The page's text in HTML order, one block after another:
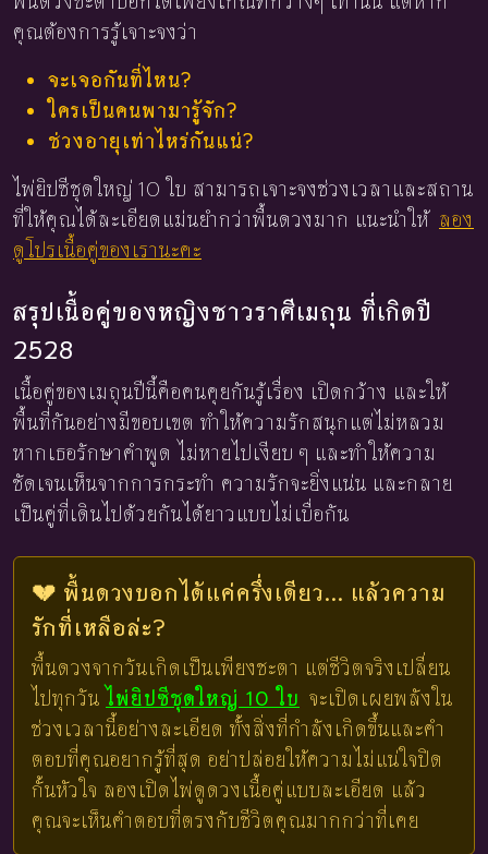
คุณต้องการรู้เจาะจงว่า
จะเจอกันที่ไหน?
ใครเป็นคนพามารู้จัก?
ช่วงอายุเท่าไหร่กันแน่?
ไพ่ยิปซีชุดใหญ่ 10 ใบ สามารถเจาะจงช่วงเวลาและสถาน
ที่ให้คุณได้ละเอียดแม่นยำกว่าพื้นดวงมาก แนะนำให้ ลอง
ดูโปรเนื้อคู่ของเรานะคะ
สรุปเนื้อคู่ของหญิงชาวราศีเมถุน ที่เกิดปี
2528
เนื้อคู่ของเมถุนปีนี้คือคนคุยกันรู้เรื่อง เปิดกว้าง และให้
พื้นที่กันอย่างมีขอบเขต ทำให้ความรักสนุกแต่ไม่หลวม
หากเธอรักษาคำพูด ไม่หายไปเงียบ ๆ และทำให้ความ
ชัดเจนเห็นจากการกระทำ ความรักจะยิ่งแน่น และกลาย
เป็นคู่ที่เดินไปด้วยกันได้ยาวแบบไม่เบื่อกัน
💔 พื้นดวงบอกได้แค่ครึ่งเดียว... แล้วความ
รักที่เหลือล่ะ?
พื้นดวงจากวันเกิดเป็นเพียงชะตา แต่ชีวิตจริงเปลี่ยน
ไปทุกวัน ไพ่ยิปซีชุดใหญ่ 10 ใบ จะเปิดเผยพลังใน
ช่วงเวลานี้อย่างละเอียด ทั้งสิ่งที่กำลังเกิดขึ้นและคำ
ตอบที่คุณอยากรู้ที่สุด อย่าปล่อยให้ความไม่แน่ใจปิด
กั้นหัวใจ ลองเปิดไพ่ดูดวงเนื้อคู่แบบละเอียด แล้ว
คุณจะเห็นคำตอบที่ตรงกับชีวิตคุณมากกว่าที่เคย